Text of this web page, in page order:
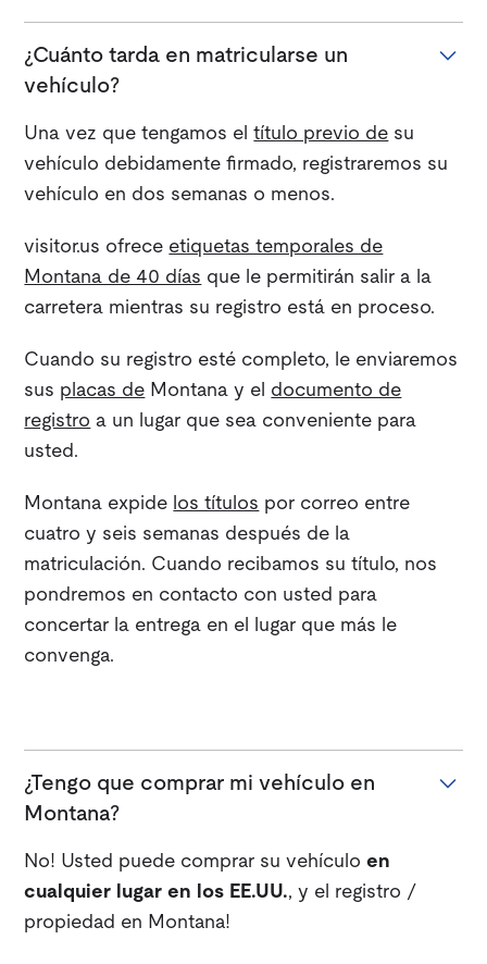
¿Cuánto tarda en matricularse un
vehículo?
Una vez que tengamos eltítulo previo de su
vehículo debidamente firmado, registraremos su
vehículo en dos semanas o menos.
visitor.us ofrece etiquetas temporales de
Montana de 40 días que le permitirán salir a la
carretera mientras su registro está en proceso.
Cuando su registro esté completo, le enviaremos
sus placas de Montana y el documento de
registro a un lugar que sea conveniente para
usted.
Montana expide los títulos por correo entre
cuatro y seis semanas después de la
matriculación. Cuando recibamos su título, nos
pondremos en contacto con usted para
concertar la entrega en el lugar que más le
convenga.
¿Tengo que comprar mi vehículo en
Montana?
No! Usted puede comprar su vehículoen
cualquier lugar en los EE.UU., y el registro /
propiedad en Montana!